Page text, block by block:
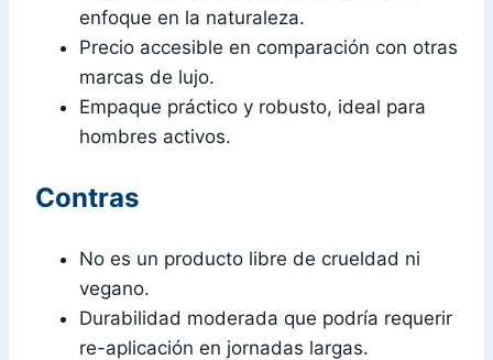
enfoque en la naturaleza.
Precio accesible en comparación con otras
marcas de lujo.
Empaque práctico y robusto, ideal para
hombres activos.
Contras
No es un producto libre de crueldad ni
vegano.
Durabilidad moderada que podría requerir
re-aplicación en jornadas largas.